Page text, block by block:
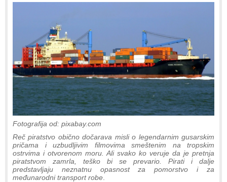
Fotografija od: pixabay.com
Reč piratstvo obično dočarava misli o legendarnim gusarskim
pričama i uzbudljivim filmovima smeštenim na tropskim
ostrvima i otvorenom moru. Ali svako ko veruje da je pretnja
piratstvom zamrla, teško bi se prevario. Pirati i dalje
predstavljaju neznatnu opasnost za pomorstvo i za
međunarodni transport robe